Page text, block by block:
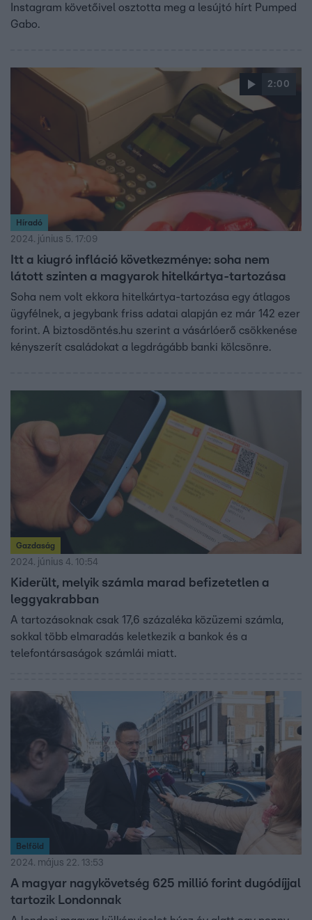
Instagram követőivel osztotta meg a lesújtó hírt Pumped
Gabo.
2:00
Híradó
2024. június 5. 17:09
Itt a kiugró infláció következménye: soha nem
látott szinten a magyarok hitelkártya-tartozása
Soha nem volt ekkora hitelkártya-tartozása egy átlagos
ügyfélnek, a jegybank friss adatai alapján ez már 142 ezer
forint. A biztosdöntés.hu szerint a vásárlóerő csökkenése
kényszerít családokat a legdrágább banki kölcsönre.
Gazdaság
2024. június 4. 10:54
Kiderült, melyik számla marad befizetetlen a
leggyakrabban
A tartozásoknak csak 17,6 százaléka közüzemi számla,
sokkal több elmaradás keletkezik a bankok és a
telefontársaságok számlái miatt.
Belföld
2024. május 22. 13:53
A magyar nagykövetség 625 millió forint dugódíjjal
tartozik Londonnak